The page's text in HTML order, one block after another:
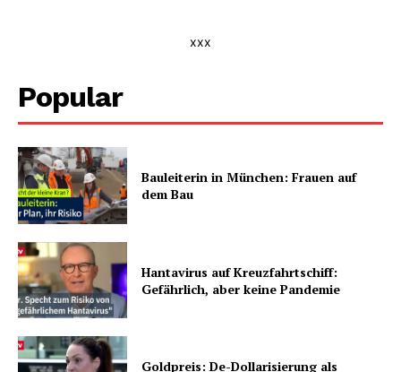
xxx
Popular
Bauleiterin in München: Frauen auf
dem Bau
Hantavirus auf Kreuzfahrtschiff:
Gefährlich, aber keine Pandemie
Goldpreis: De-Dollarisierung als